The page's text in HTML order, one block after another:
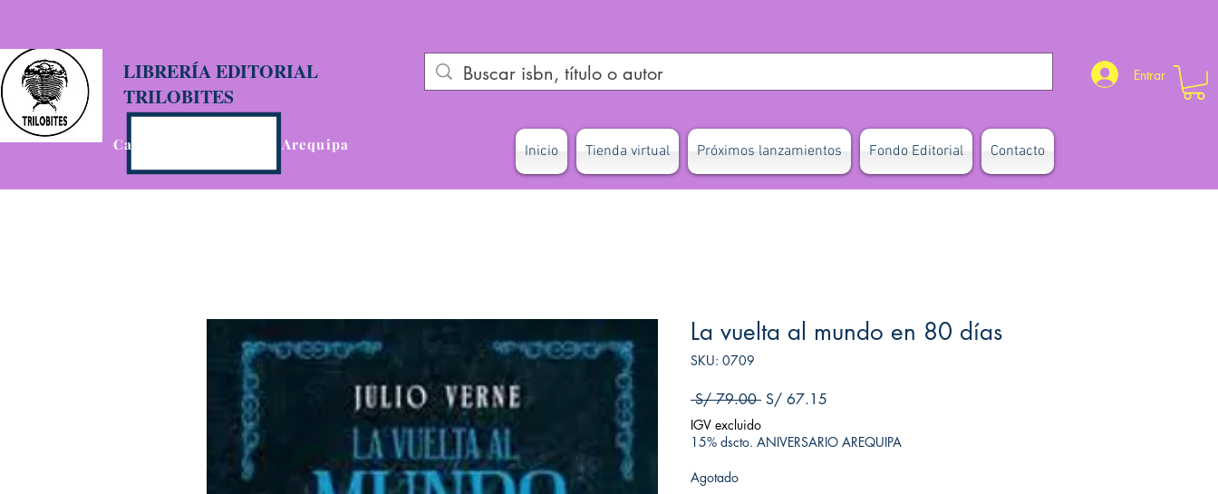
LIBRERÍA EDITORIAL
TRILOBITES
Calle San Agustín 201, Arequipa
Entrar
Inicio Tienda virtual Próximos lanzamientos Fondo Editorial Contacto
La vuelta al mundo en 80 días
SKU: 0709
S/ 79.00 Precio
S/ 67.15
IGV excluido
15% dscto. ANIVERSARIO AREQUIPA
Agotado